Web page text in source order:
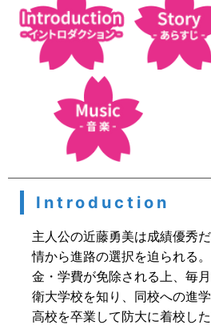
Introduction
主人公の近藤勇美は成績優秀
情から進路の選択を迫られる
金・学費が免除される上、毎
衛大学校を知り、同校への進学
高校を卒業して防大に着校し